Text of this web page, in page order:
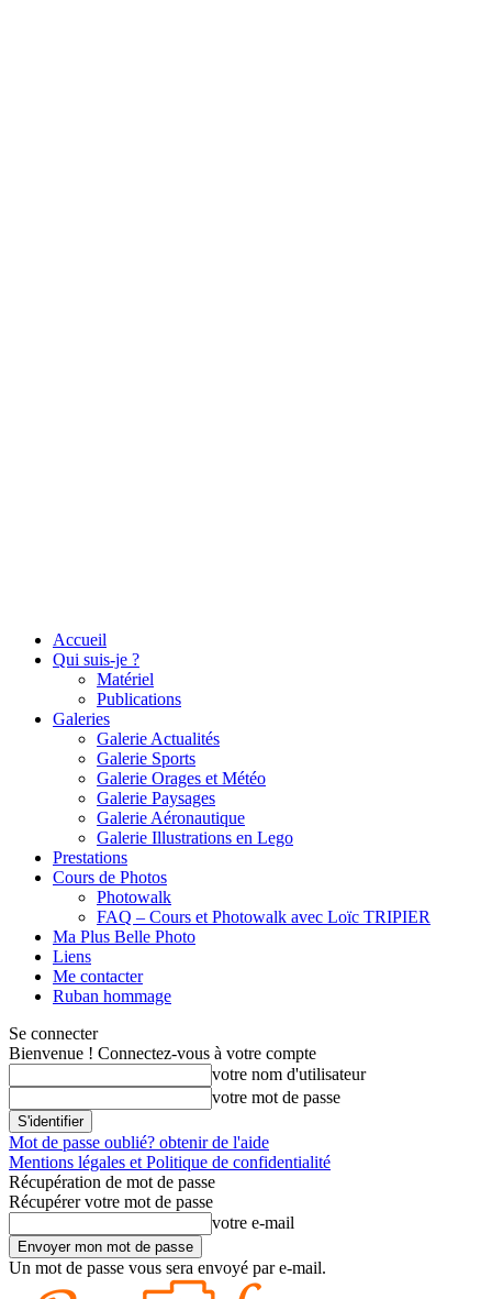
Accueil
Qui suis-je ?
Matériel
Publications
Galeries
Galerie Actualités
Galerie Sports
Galerie Orages et Météo
Galerie Paysages
Galerie Aéronautique
Galerie Illustrations en Lego
Prestations
Cours de Photos
Photowalk
FAQ – Cours et Photowalk avec Loïc TRIPIER
Ma Plus Belle Photo
Liens
Me contacter
Ruban hommage
Se connecter
Bienvenue ! Connectez-vous à votre compte
votre nom d'utilisateur
votre mot de passe
Mot de passe oublié? obtenir de l'aide
Mentions légales et Politique de confidentialité
Récupération de mot de passe
Récupérer votre mot de passe
votre e-mail
Un mot de passe vous sera envoyé par e-mail.